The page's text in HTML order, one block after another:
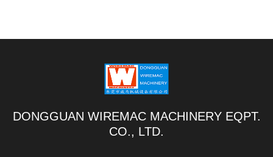
DONGGUAN WIREMAC MACHINERY EQPT.
CO., LTD.